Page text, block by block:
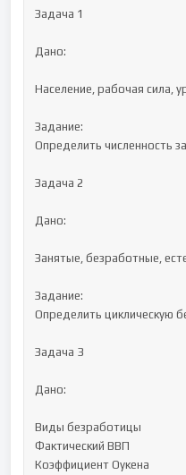
Задача 1
Дано:
Население, рабочая сила,
Задание:
Определить численность
Задача 2
Дано:
Занятые, безработные,
Задание:
Определить циклическую
Задача 3
Дано:
Виды безработицы
Фактический ВВП
Коэффициент Оукена